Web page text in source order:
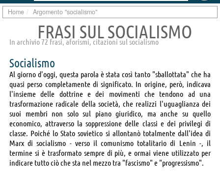
Home Argomento "socialismo"
FRASI SUL SOCIALISMO
In archivio 72 frasi, aforismi, citazioni sul socialismo
Socialismo
Al giorno d'oggi, questa parola è stata così tanto "sballottata" che ha
quasi perso completamente di significato. In origine, però, indicava
l'insieme delle dottrine e dei movimenti che tendono ad una
trasformazione radicale della società, che realizzi l'uguaglianza dei
suoi membri non solo sul piano giuridico, ma anche su quello
economico, attraverso la soppressione delle classi e dei privilegi di
classe. Poiché lo Stato sovietico si allontanò totalmente dall'idea di
Marx di socialismo - verso il comunismo totalitario di Lenin -, il
termine si è trasformato sempre di più, e ormai viene utilizzato per
indicare tutto ciò che sta nel mezzo tra "fascismo" e "progressismo".